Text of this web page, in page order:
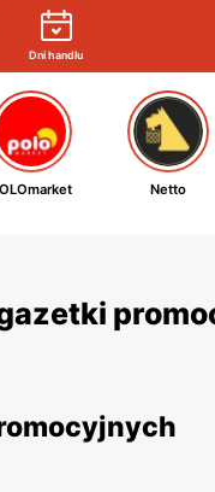
Dni handlu
Netto